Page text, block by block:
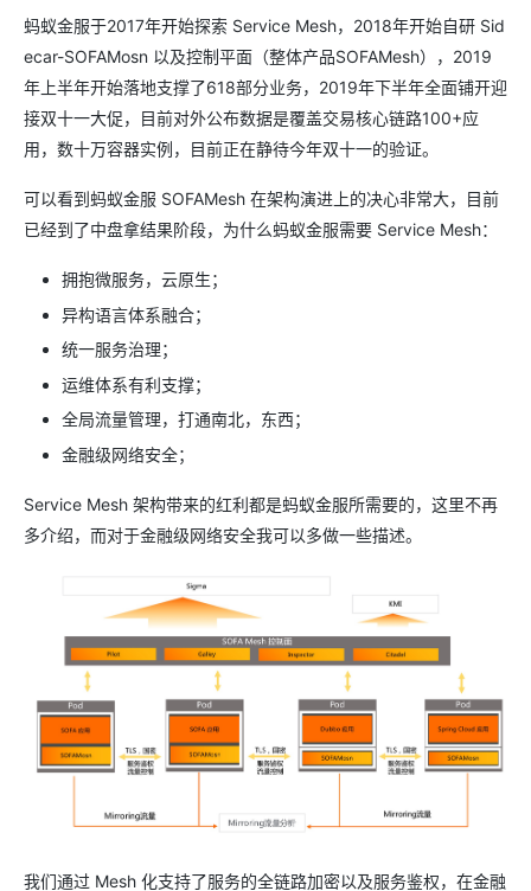
蚂蚁金服于2017年开始探索 Service Mesh，2018年开始自研 Sid
ecar-SOFAMosn 以及控制平面（整体产品SOFAMesh），2019
年上半年开始落地支撑了618部分业务，2019年下半年全面铺开迎
接双十一大促，目前对外公布数据是覆盖交易核心链路100+应
用，数十万容器实例，目前正在静待今年双十一的验证。
可以看到蚂蚁金服 SOFAMesh 在架构演进上的决心非常大，目前
已经到了中盘拿结果阶段，为什么蚂蚁金服需要 Service Mesh：
拥抱微服务，云原生；
异构语言体系融合；
统一服务治理；
运维体系有利支撑；
全局流量管理，打通南北，东西；
金融级网络安全；
Service Mesh 架构带来的红利都是蚂蚁金服所需要的，这里不再
多介绍，而对于金融级网络安全我可以多做一些描述。
我们通过 Mesh 化支持了服务的全链路加密以及服务鉴权，在金融